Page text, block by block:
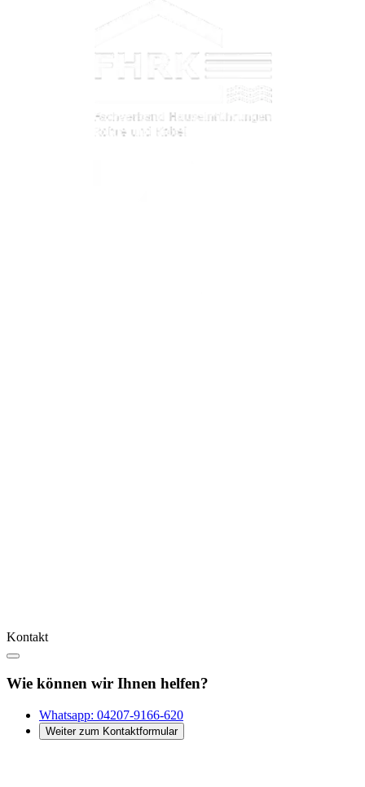
Kontakt
Wie können wir Ihnen helfen?
Whatsapp: 04207-9166-620